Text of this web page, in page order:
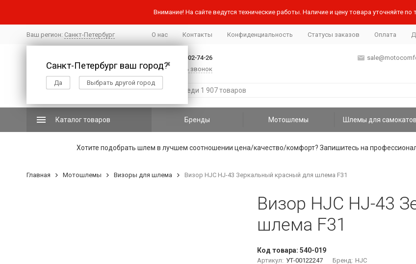
Внимание! На сайте ведутся технические работы. Наличие и цену товара уточняйте по
Ваш регион: Санкт-Петербург
✖
Санкт-Петербург ваш город?
Да Выбрать другой город
О нас Контакты Конфиденциальность Статусы заказов Оплата
+7 (812) 502-74-26
Заказать звонок
Каталог товаров Бренды Мотошлемы Шлемы для самокатов
Хотите подобрать шлем в лучшем соотношении цена/качество/комфорт? Запишитесь на
Главная Мотошлемы Визоры для шлема Визор HJC HJ-43 Зеркальный красный для шлема F31
Визор HJC HJ-43
шлема F31
Код товара: 540-019
Артикул: УТ-00122247 Бренд: HJC